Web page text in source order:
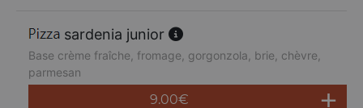
sardenia junior
Base crème fraîche, fromage, gorgonzola, brie, chèvre,
parmesan
9.00€